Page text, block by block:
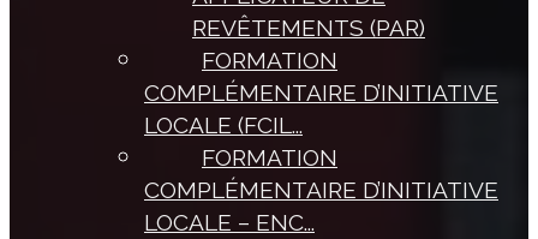
REVÊTEMENTS (PAR)
FORMATION
COMPLÉMENTAIRE D’INITIATIVE
LOCALE (FCIL...
FORMATION
COMPLÉMENTAIRE D’INITIATIVE
LOCALE – ENC...